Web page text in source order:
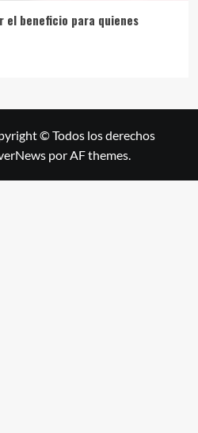
el beneficio para quienes
© Todos los derechos
por AF themes.